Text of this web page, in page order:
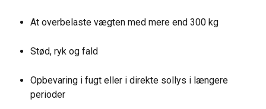
At overbelaste vægten med mere end 300 kg
Stød, ryk og fald
Opbevaring i fugt eller i direkte sollys i længere
perioder